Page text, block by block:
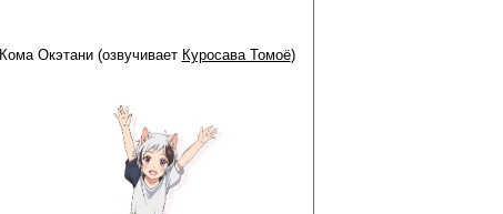
Кома Окэтани (озвучивает Куросава Томоё)